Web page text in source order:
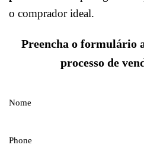
o comprador ideal.
Preencha o formulário
processo de
Nome
Phone